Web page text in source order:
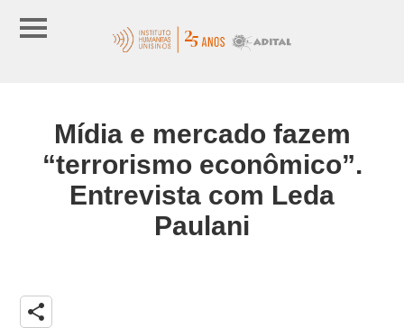
Mídia e mercado fazem
“terrorismo econômico”.
Entrevista com Leda
Paulani
share